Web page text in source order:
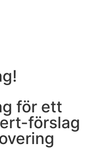
för ett
förslag